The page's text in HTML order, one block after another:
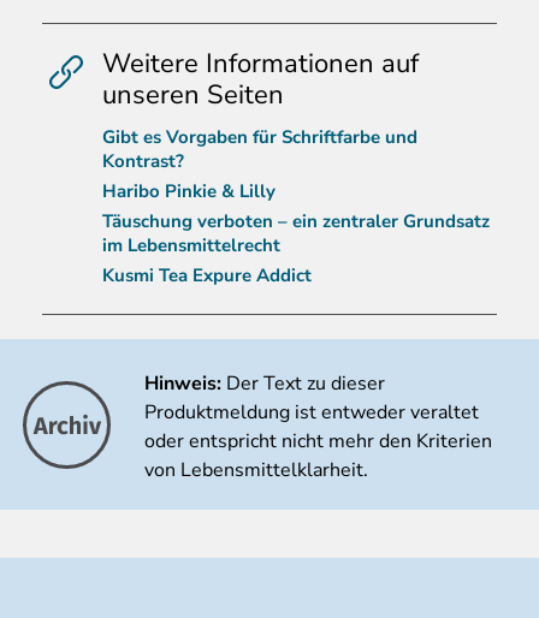
Weitere Informationen auf
unseren Seiten
Gibt es Vorgaben für Schriftfarbe und
Kontrast?
Haribo Pinkie & Lilly
Täuschung verboten – ein zentraler Grundsatz
im Lebensmittelrecht
Kusmi Tea Expure Addict
Hinweis: Der Text zu dieser
Produktmeldung ist entweder veraltet
oder entspricht nicht mehr den Kriterien
von Lebensmittelklarheit.